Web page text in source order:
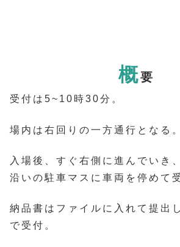
概要
受付は5~10時30分。
場内は右回りの一方通行となる。
入場後、すぐ右側に進んでいき
沿いの駐車マスに車両を停めて
納品書はファイルに入れて提出
で受付。